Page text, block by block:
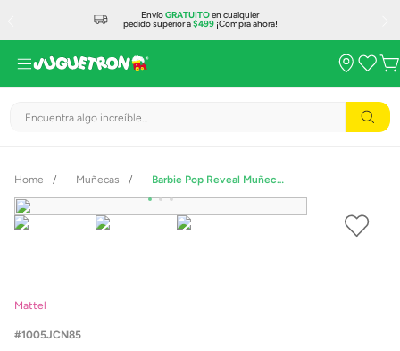
EnvíoGRATUITOen cualquier
pedido superior a$499¡Compra ahora!
Encuentra algo increíble...
Muñecas Barbie Pop Reveal Muñeca Serie de Animalitos Unicornio JCN85
Mattel
1005JCN85